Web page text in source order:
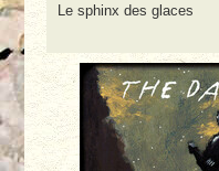
Le sphinx des glaces